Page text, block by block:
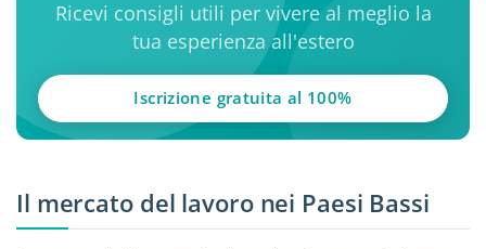
Ricevi consigli utili per vivere al meglio la
tua esperienza all'estero
Iscrizione gratuita al 100%
Il mercato del lavoro nei Paesi Bassi